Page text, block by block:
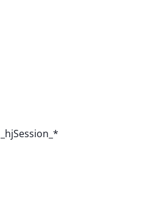
_hjSession_*